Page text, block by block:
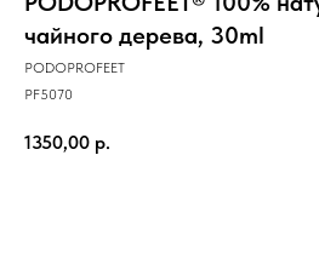
чайного дерева, 30ml
PODOPROFEET
PF5070
1350,00 р.